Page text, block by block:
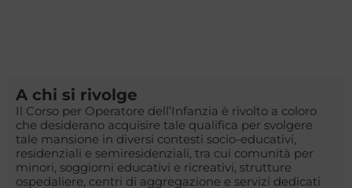
A chi si rivolge
Il Corso per Operatore dell’Infanzia è rivolto a coloro
che desiderano acquisire tale qualifica per svolgere
tale mansione in diversi contesti socio-educativi,
residenziali e semiresidenziali, tra cui comunità per
minori, soggiorni educativi e ricreativi, strutture
ospedaliere, centri di aggregazione e servizi dedicati